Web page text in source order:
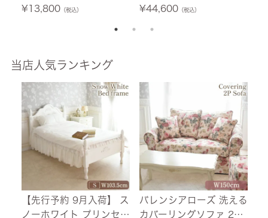
¥13,800（税込）
料】
¥44,600（税込）
当店人気ランキング
【先行予約 9月入荷】 ス
ノーホワイト プリンセス
バレンシアローズ 洗える
カバーリングソファ 2人